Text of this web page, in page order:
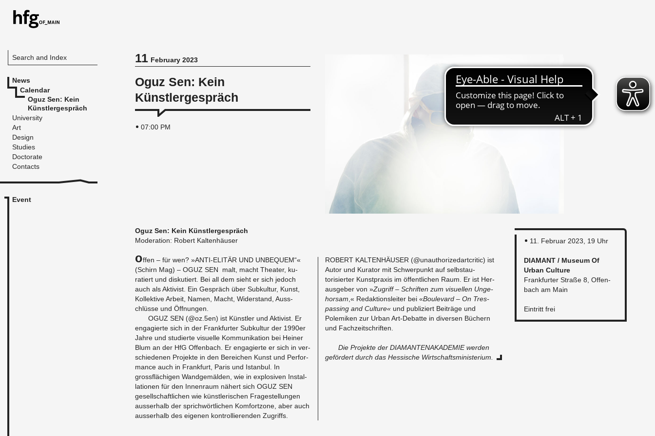
Search and Index
News
Calendar
Oguz Sen: Kein
Künstlergespräch
University
Art
Design
Studies
Doctorate
Contacts
Event
11February 2023
Oguz Sen: Kein
Künstlergespräch
07:00 PM
Oguz Sen: Kein Künst­lerge­spräch
Mod­er­a­tion: Robert Kaltenhäuser
Offen – für wen? »ANTI-ELITÄR UND UN­BE­QUEM“«
(Schirn Mag) – OGUZ SEN malt, macht The­ater, ku­
ratiert und disku­tiert. Bei all dem sieht er sich je­doch
auch als Ak­tivist. Ein Gespräch über Sub­kul­tur, Kunst,
Kollek­tive Ar­beit, Namen, Macht, Wider­stand, Auss­
chlüsse und Öff­nun­gen.
OGUZ SEN (@oz.5en) ist Künstler und Ak­tivist. Er
en­gagierte sich in der Frank­furter Sub­kul­tur der 1990er
Jahre und studierte vi­suelle Kom­mu­nika­tion bei Heiner
Blum an der HfG Of­fen­bach. Er en­gagierte er sich in ver­
schiede­nen Pro­jekte in den Bere­ichen Kunst und Per­for­
mance auch in Frank­furt, Paris und Is­tan­bul. In
grossflächi­gen Wandgemälden, wie in ex­plo­siven In­stal­
la­tio­nen für den In­nen­raum nähert sich OGUZ SEN
gesellschaftlichen wie künst­lerischen Fragestel­lun­gen
ausser­halb der sprichwörtlichen Kom­fort­zone, aber auch
ausser­halb des eige­nen kon­trol­lieren­den Zu­griffs.
ROBERT KALTENHÄUSER (@u­nau­tho­rizedart­critic) ist
Autor und Ku­ra­tor mit Schw­er­punkt auf selb­stau­
torisierter Kun­st­praxis im öffentlichen Raum. Er ist Her­
aus­ge­ber von »Zu­griff – Schriften zum vi­suellen Unge­
hor­sam ,« Redak­tion­sleiter bei «Boule­vard – On Tres­
pass­ing and Cul­ture« und pub­liziert Beiträge und
Polemiken zur Urban Art-De­batte in di­versen Büchern
und Fachzeitschriften.
Die Pro­jekte der DIA­MAN­TE­NAKADEMIE wer­den
gefördert durch das Hes­sis­che Wirtschaftsmin­is­terium.
11. Feb­ruar 2023, 19 Uhr
DIA­MANT / Mu­seum Of
Urban Cul­ture
Frank­furter Straße 8, Of­fen­
bach am Main
Ein­tritt frei